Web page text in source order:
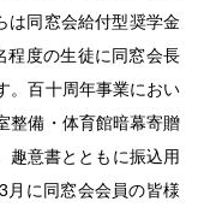
は同窓会給付型奨学金
程度の生徒に同窓会長
。百十周年事業におい
整備・体育館暗幕寄贈
趣意書とともに振込用
月に同窓会会員の皆様